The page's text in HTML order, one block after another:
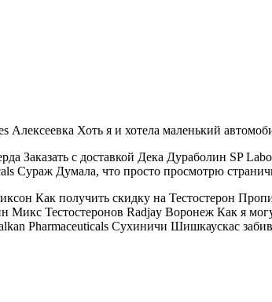
Алексеевка Хоть я и хотела маленький
Заказать с доставкой Дека Дураболин SP
Сураж Думала, что просто просмотрю
Как получить скидку на Тестостерон
Тестостеронов Radjay Воронеж Как я
Pharmaceuticals Сухиничи Шишкаускас